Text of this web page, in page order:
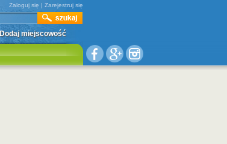
Zaloguj się | Zarejestruj się
Dodaj miejscowość